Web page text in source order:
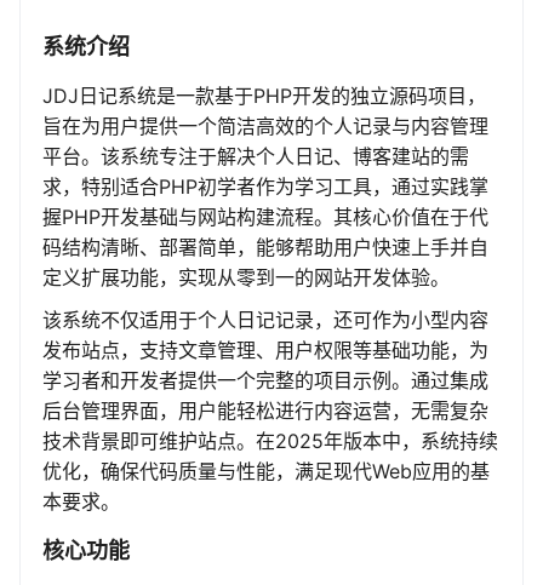
系统介绍
JDJ日记系统是一款基于PHP开发的独立源码项目，
旨在为用户提供一个简洁高效的个人记录与内容管理
平台。该系统专注于解决个人日记、博客建站的需
求，特别适合PHP初学者作为学习工具，通过实践掌
握PHP开发基础与网站构建流程。其核心价值在于代
码结构清晰、部署简单，能够帮助用户快速上手并自
定义扩展功能，实现从零到一的网站开发体验。
该系统不仅适用于个人日记记录，还可作为小型内容
发布站点，支持文章管理、用户权限等基础功能，为
学习者和开发者提供一个完整的项目示例。通过集成
后台管理界面，用户能轻松进行内容运营，无需复杂
技术背景即可维护站点。在2025年版本中，系统持续
优化，确保代码质量与性能，满足现代Web应用的基
本要求。
核心功能